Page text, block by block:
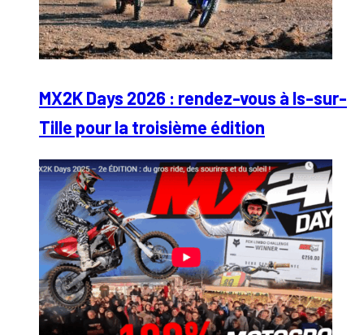
MX2K Days 2026 : rendez-vous à Is-sur-
Tille pour la troisième édition